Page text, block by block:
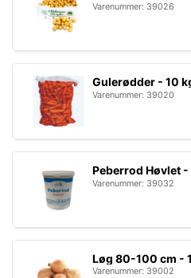
Varenummer: 39026
Gulerødder - 10
Varenummer: 39020
Peberrod Høvlet -
Varenummer: 39032
Løg 80-100 cm -
Varenummer: 39002